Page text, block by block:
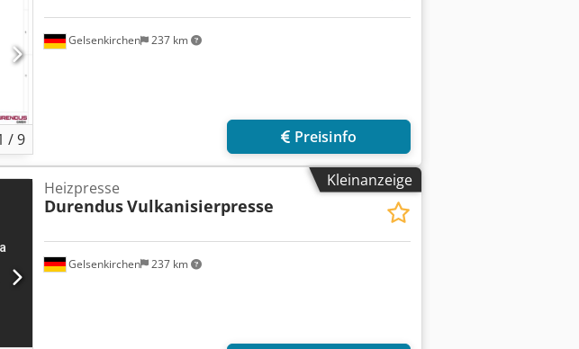
/9
Gelsenkirchen 237 km
Preisinfo
Kleinanzeige
Gelsenkirchen 237 km
Heizpresse
DurendusVulkanisierpresse